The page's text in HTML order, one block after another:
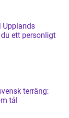
Upplands
ett personligt
terräng:
tål